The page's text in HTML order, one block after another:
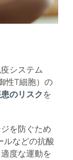
システム
性T細胞）の
のリスク を
を防ぐため
ルなどの抗酸
度な運動を